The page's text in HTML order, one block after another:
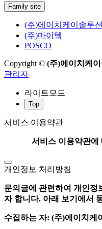
Family site
(주)에이치케이솔루션
(주)마이텍
POSCO
Copyright © (주)에이치케이
관리자
라이트모드
Top
서비스 이용약관
서비스 이용약관에
개인정보 처리방침
문의글에 관련하여 개인정
자 합니다. 아래 보기에서
수집하는 자: (주)에이치케